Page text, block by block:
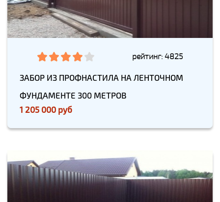
рейтинг: 4825
ЗАБОР ИЗ ПРОФНАСТИЛА НА ЛЕНТОЧНОМ
ФУНДАМЕНТЕ 300 МЕТРОВ
1 205 000 руб